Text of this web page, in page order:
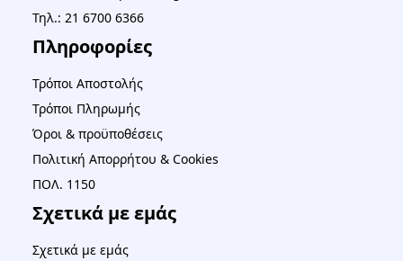
Τηλ.: 21 6700 6366
Πληροφορίες
Τρόποι Αποστολής
Τρόποι Πληρωμής
Όροι & προϋποθέσεις
Πολιτική Απορρήτου & Cookies
ΠΟΛ. 1150
Σχετικά με εμάς
Σχετικά με εμάς